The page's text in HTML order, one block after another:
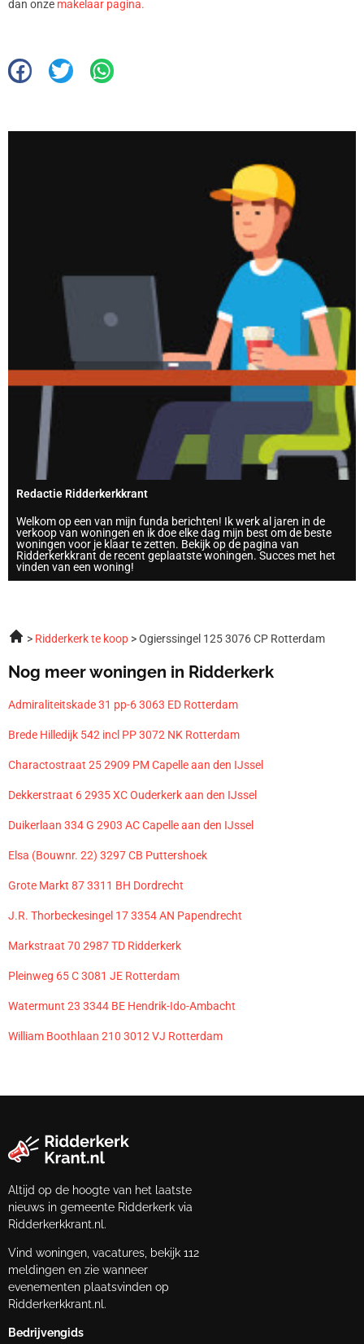
dan onze makelaar pagina.
Redactie Ridderkerkkrant
Welkom op een van mijn funda berichten! Ik werk al jaren in de
verkoop van woningen en ik doe elke dag mijn best om de beste
woningen voor je klaar te zetten. Bekijk op de pagina van
Ridderkerkkrant de recent geplaatste woningen. Succes met het
vinden van een woning!
Ridderkerk te koop Ogierssingel 125 3076 CP Rotterdam
Nog meer woningen in Ridderkerk
Admiraliteitskade 31 pp-6 3063 ED Rotterdam
Brede Hilledijk 542 incl PP 3072 NK Rotterdam
Charactostraat 25 2909 PM Capelle aan den IJssel
Dekkerstraat 6 2935 XC Ouderkerk aan den IJssel
Duikerlaan 334 G 2903 AC Capelle aan den IJssel
Elsa (Bouwnr. 22) 3297 CB Puttershoek
Grote Markt 87 3311 BH Dordrecht
J.R. Thorbeckesingel 17 3354 AN Papendrecht
Markstraat 70 2987 TD Ridderkerk
Pleinweg 65 C 3081 JE Rotterdam
Watermunt 23 3344 BE Hendrik-Ido-Ambacht
William Boothlaan 210 3012 VJ Rotterdam
Altijd op de hoogte van het laatste
nieuws in gemeente Ridderkerk via
Ridderkerkkrant.nl.
Vind woningen, vacatures, bekijk 112
meldingen en zie wanneer
evenementen plaatsvinden op
Ridderkerkkrant.nl.
Bedrijvengids